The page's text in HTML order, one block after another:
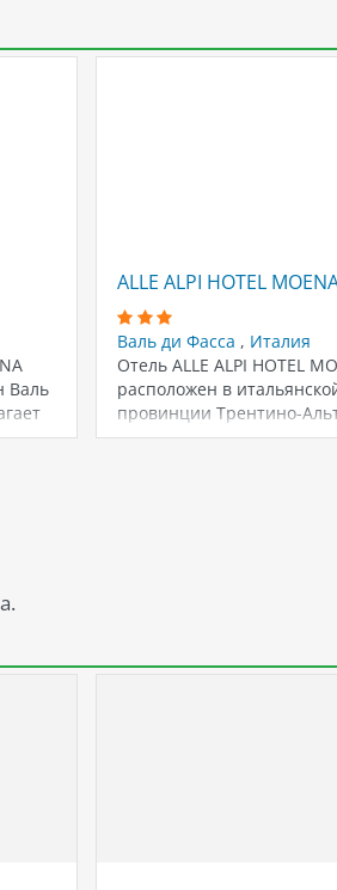
Валь
ALLE ALPI HOTEL
Валь ди Фасса , Италия
Отель ALLE ALPI HOTEL
расположен в
провинции Трентино-
Адидже, в живописном